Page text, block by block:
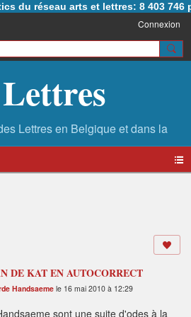
du réseau arts et lettres: 8 403 746
Connexion
DE KAT EN AUTOCORRECT
Handsaeme le 16 mai 2010 à 12:29
sont une suite d'odes à la